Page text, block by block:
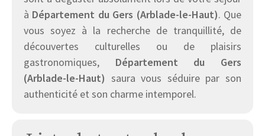
à Département du Gers (Arblade-le-Haut). Que
vous soyez à la recherche de tranquillité, de
découvertes culturelles ou de plaisirs
gastronomiques, Département du Gers
(Arblade-le-Haut) saura vous séduire par son
authenticité et son charme intemporel.